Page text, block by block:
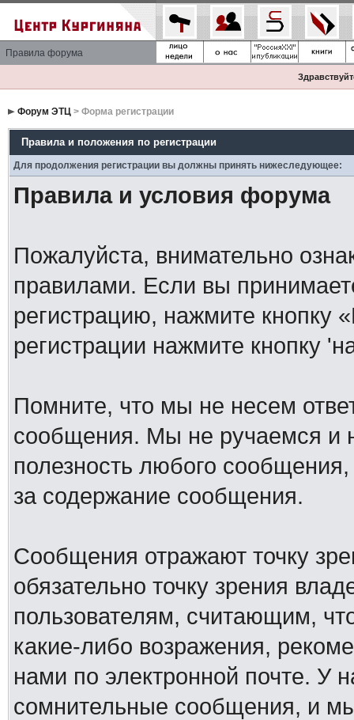
Правила форума
Форум ЭТЦ> Форма регистрации
Правила и положения по регистрации
Для продолжения регистрации вы должны принять нижеследующее:
Правила и условия форума
Пожалуйста, внимательно
правилами. Если вы
регистрацию, нажмите кнопку
регистрации нажмите кнопку
Помните, что мы не несем
сообщения. Мы не ручаемся и
полезность любого
за содержание сообщения.
Сообщения отражают точку
обязательно точку зрения
пользователям, считающим,
какие-либо возражения,
нами по электронной почте. У
сомнительные сообщения, и